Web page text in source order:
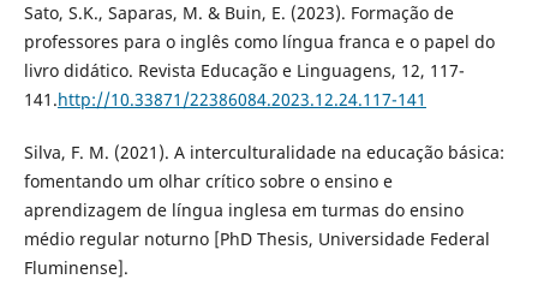
Sato, S.K., Saparas, M. & Buin, E. (2023). Formação de
professores para o inglês como língua franca e o papel do
livro didático. Revista Educação e Linguagens, 12, 117-
141.http://10.33871/22386084.2023.12.24.117-141
Silva, F. M. (2021). A interculturalidade na educação básica:
fomentando um olhar crítico sobre o ensino e
aprendizagem de língua inglesa em turmas do ensino
médio regular noturno [PhD Thesis, Universidade Federal
Fluminense].